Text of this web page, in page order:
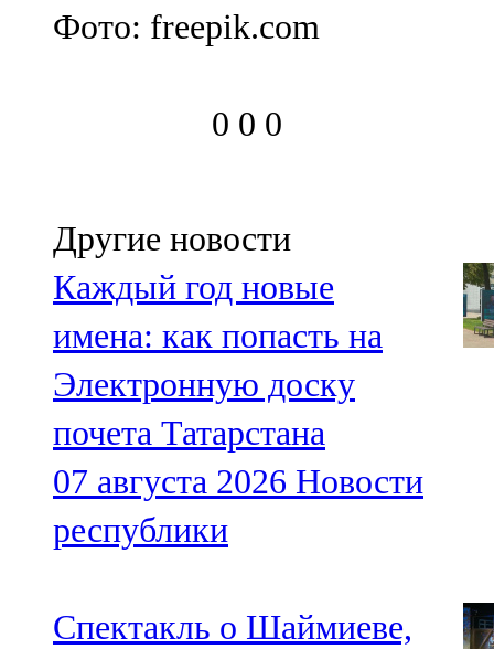
Фото: freepik.com
0 0 0
Другие новости
Каждый год новые
имена: как попасть на
Электронную доску
почета Татарстана
07 августа 2026 Новости
республики
Спектакль о Шаймиеве,